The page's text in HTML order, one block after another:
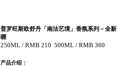
普罗旺斯欧舒丹「南法艺境」香氛系列－全新
喱
250ML / RMB 210 500ML / RMB 360
产品介绍：